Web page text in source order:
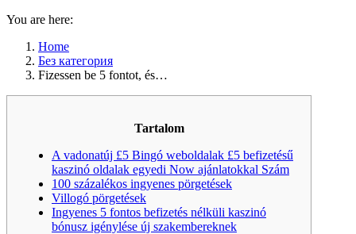
You are here:
Home
Без категория
Fizessen be 5 fontot, és…
Tartalom
A vadonatúj £5 Bingó weboldalak £5 befizetésű
kaszinó oldalak egyedi Now ajánlatokkal Szám
100 százalékos ingyenes pörgetések
Villogó pörgetések
Ingyenes 5 fontos befizetés nélküli kaszinó
bónusz igénylése új szakembereknek